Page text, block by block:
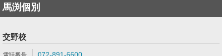
馬渕個別
交野校